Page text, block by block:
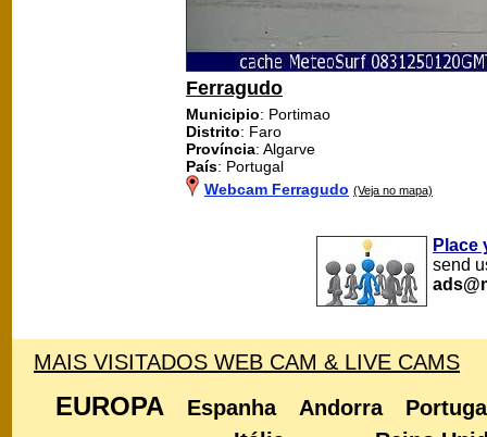
Ferragudo
Municipio: Portimao
Distrito: Faro
Província: Algarve
País: Portugal
Webcam Ferragudo (Veja no mapa)
Place
send
MAIS VISITADOS WEB CAM & LIVE CAMS
EUROPA Espanha Andorra